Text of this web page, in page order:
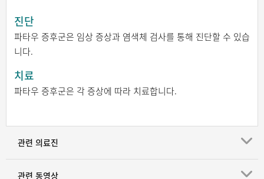
진단
파타우 증후군은 임상 증상과 염색체 검사를 통해 진단할 수 있습
니다.
치료
파타우 증후군은 각 증상에 따라 치료합니다.
관련 의료진
관련 동영상